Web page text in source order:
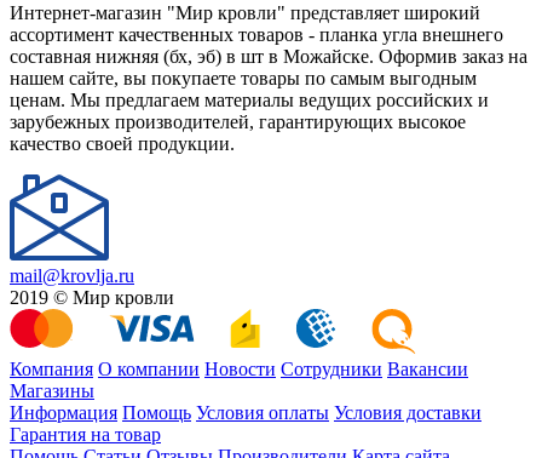
Интернет-магазин "Мир кровли" представляет широкий
ассортимент качественных товаров - планка угла внешнего
составная нижняя (бх, эб) в шт в Можайске. Оформив заказ на
нашем сайте, вы покупаете товары по самым выгодным
ценам. Мы предлагаем материалы ведущих российских и
зарубежных производителей, гарантирующих высокое
качество своей продукции.
mail@krovlja.ru
2019 © Мир кровли
Компания О компании Новости Сотрудники Вакансии
Магазины
Информация Помощь Условия оплаты Условия доставки
Гарантия на товар